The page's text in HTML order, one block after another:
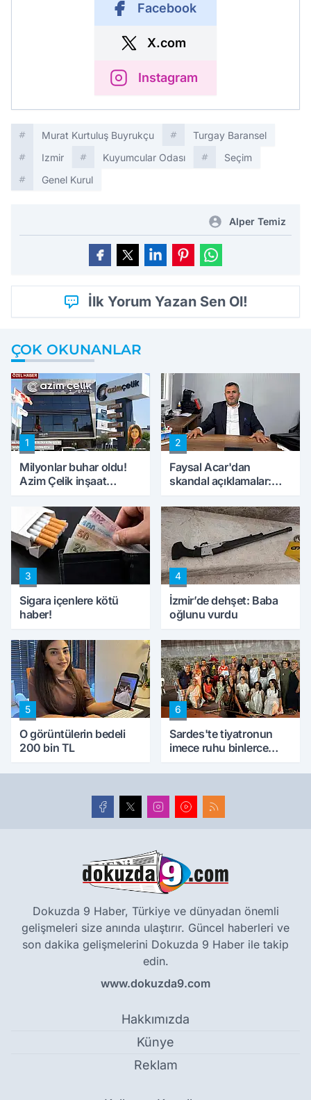
Facebook
X.com
Instagram
Murat Kurtuluş Buyrukçu
Turgay Baransel
Izmir
Kuyumcular Odası
Seçim
Genel Kurul
Alper Temiz
İlk Yorum Yazan Sen Ol!
ÇOK OKUNANLAR
1
Milyonlar buhar oldu!
Azim Çelik inşaat
konuştu
2
Faysal Acar'dan
skandal açıklamalar:
peynircilerimizi de
kıskaca aldı, müdahale
ettik'
3
Sigara içenlere kötü
haber!
4
İzmir’de dehşet: Baba
oğlunu vurdu
5
O görüntülerin bedeli
200 bin TL
6
Sardes'te tiyatronun
imece ruhu binlerce
Dokuzda 9 Haber, Türkiye ve dünyadan önemli
gelişmeleri size anında ulaştırır. Güncel haberleri ve
son dakika gelişmelerini Dokuzda 9 Haber ile takip
edin.
www.dokuzda9.com
Hakkımızda
Künye
Reklam